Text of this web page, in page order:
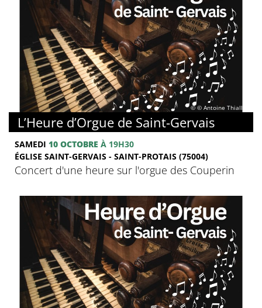
© © Antoine Thiallier
L’Heure d’Orgue de Saint-Gervais
SAMEDI 10 OCTOBRE À 19H30
ÉGLISE SAINT-GERVAIS - SAINT-PROTAIS (75004)
Concert d'une heure sur l'orgue des Couperin